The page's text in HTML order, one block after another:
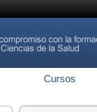
Cursos